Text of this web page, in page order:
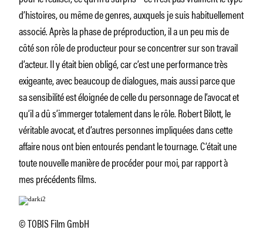
d’histoires, ou même de genres, auxquels je suis habituellement
associé. Après la phase de préproduction, il a un peu mis de
côté son rôle de producteur pour se concentrer sur son travail
d’acteur. Il y était bien obligé, car c’est une performance très
exigeante, avec beaucoup de dialogues, mais aussi parce que
sa sensibilité est éloignée de celle du personnage de l’avocat et
qu’il a dû s’immerger totalement dans le rôle. Robert Bilott, le
véritable avocat, et d’autres personnes impliquées dans cette
affaire nous ont bien entourés pendant le tournage. C’était une
toute nouvelle manière de procéder pour moi, par rapport à
mes précédents films.
© TOBIS Film GmbH